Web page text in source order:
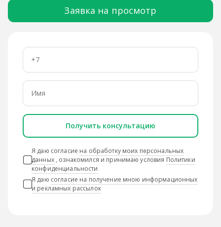
Заявка на просмотр
Получить консультацию
Я даю согласие на обработку моих персональных
данных, ознакомился и принимаю условия Политики
конфиденциальности
Я даю согласие на получение мною информационных
и рекламных рассылок